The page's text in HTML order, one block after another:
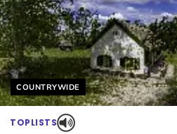
Helyszín címkék:
COUNTRYWIDE
TOPLISTS